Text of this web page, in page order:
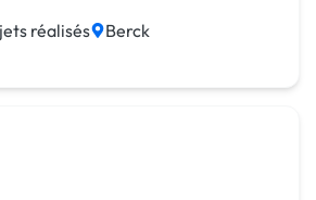
Boutons
réalisés Berck